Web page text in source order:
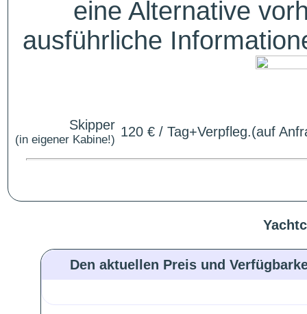
eine Alternative
ausführliche
Skipper
(in eigener Kabine!)
120 € / Tag+Verpfleg.(auf
Den aktuellen Preis und